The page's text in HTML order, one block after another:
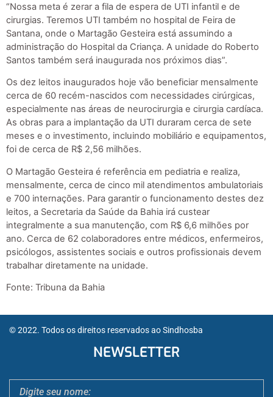
“Nossa meta é zerar a fila de espera de UTI infantil e de
cirurgias. Teremos UTI também no hospital de Feira de
Santana, onde o Martagão Gesteira está assumindo a
administração do Hospital da Criança. A unidade do Roberto
Santos também será inaugurada nos próximos dias”.
Os dez leitos inaugurados hoje vão beneficiar mensalmente
cerca de 60 recém-nascidos com necessidades cirúrgicas,
especialmente nas áreas de neurocirurgia e cirurgia cardíaca.
As obras para a implantação da UTI duraram cerca de sete
meses e o investimento, incluindo mobiliário e equipamentos,
foi de cerca de R$ 2,56 milhões.
O Martagão Gesteira é referência em pediatria e realiza,
mensalmente, cerca de cinco mil atendimentos ambulatoriais
e 700 internações. Para garantir o funcionamento destes dez
leitos, a Secretaria da Saúde da Bahia irá custear
integralmente a sua manutenção, com R$ 6,6 milhões por
ano. Cerca de 62 colaboradores entre médicos, enfermeiros,
psicólogos, assistentes sociais e outros profissionais devem
trabalhar diretamente na unidade.
Fonte: Tribuna da Bahia
© 2022. Todos os direitos reservados ao Sindhosba
NEWSLETTER